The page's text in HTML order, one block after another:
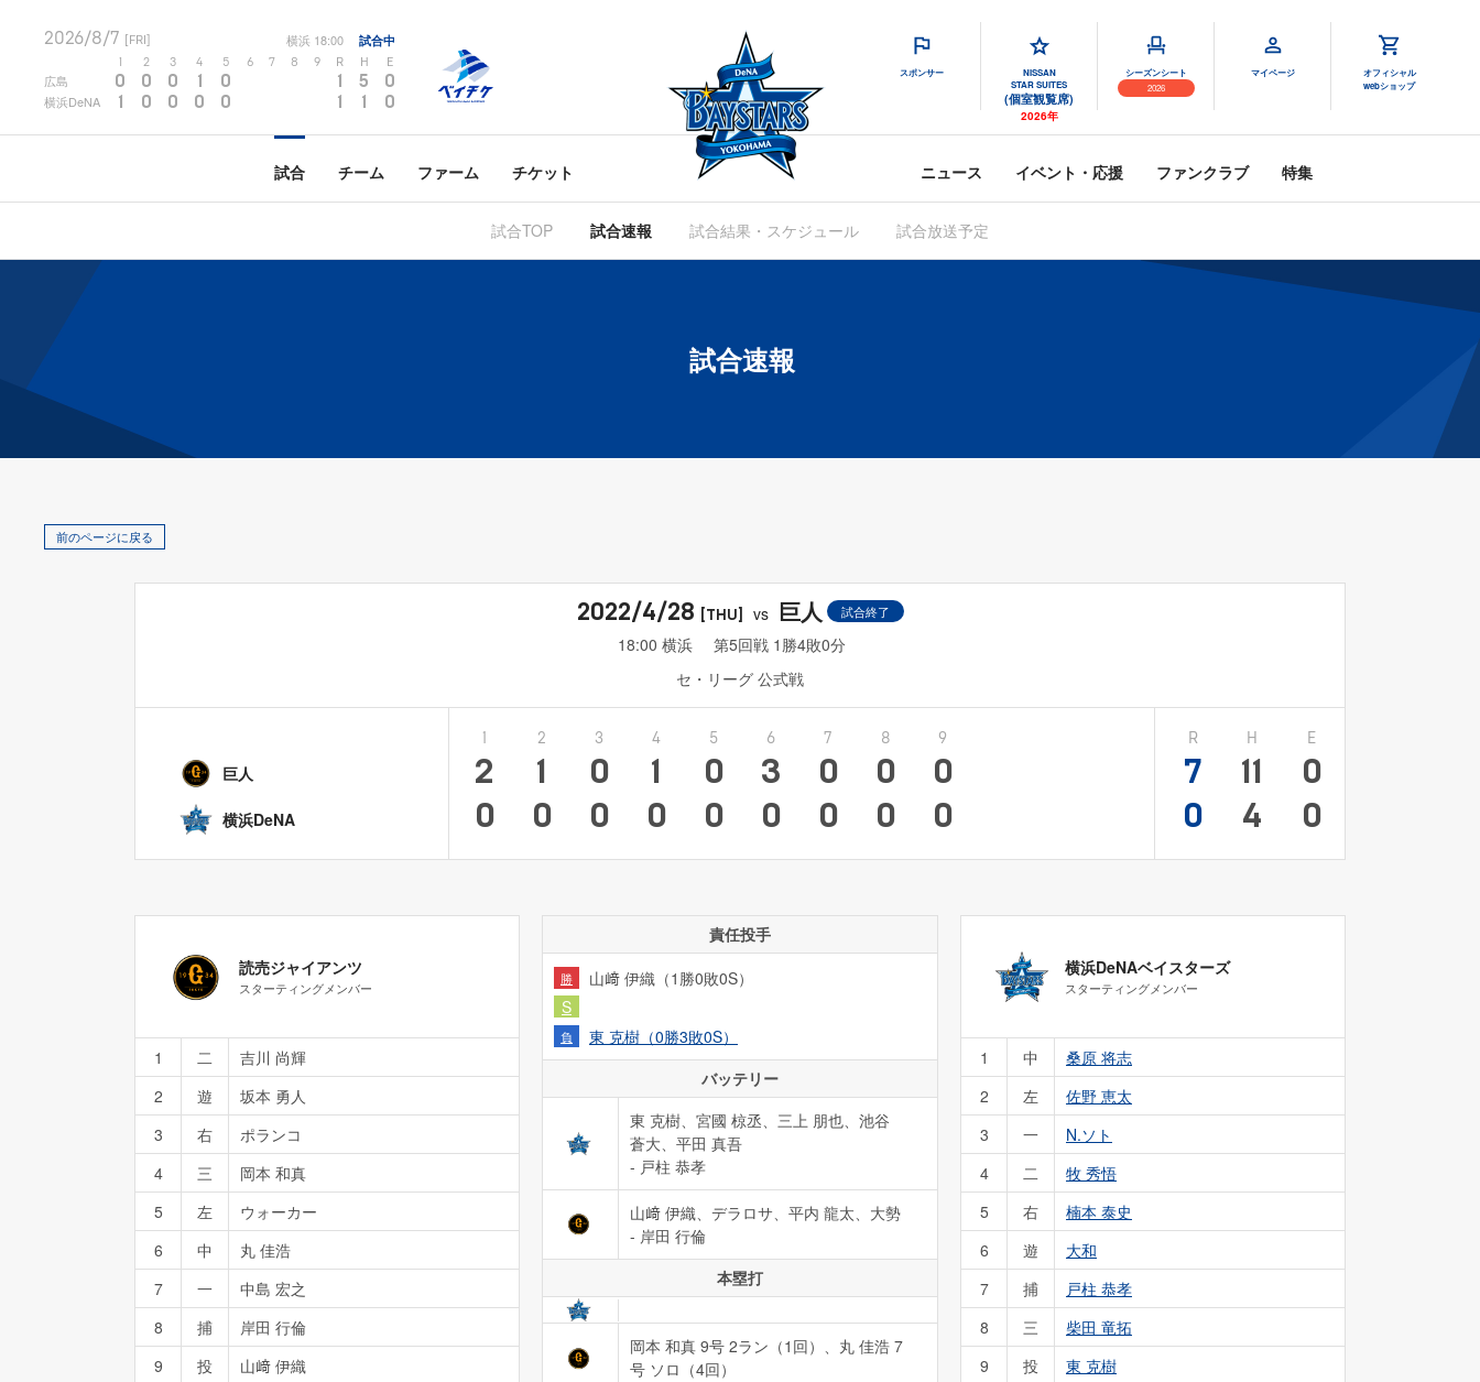
2026/8/7 [FRI] 横浜 18:00 試合中
2 3 4 5 6 7 8 9 R H E
広島 0 0 0 1 0 1 5 0
横浜DeNA 1 0 0 0 0 1 1 0
スポンサー
NISSAN
STAR SUITES
(個室観覧席)
2026年
シーズンシート
2026
マイページ
オフィシャル
webショップ
試合 チーム ファーム チケット ニュース イベント・応援 ファンクラブ 特集
試合TOP 試合速報 試合結果・スケジュール 試合放送予定
試合速報
前のページに戻る
2022/4/28 [THU] vs 巨人 試合終了
18:00 横浜
第5回戦 1勝4敗0分
セ・リーグ 公式戦
巨人
横浜DeNA
2
0
2
1
0
3
0
0
4
1
0
5
0
0
6
3
0
7
0
0
8
0
0
9
0
0
R
7
0
H
11
4
E
0
0
読売ジャイアンツ
スターティングメンバー
1 二
吉川 尚輝
2
遊
坂本 勇人
3
右
ポランコ
4
三
岡本 和真
5
左
ウォーカー
6
中
丸 佳浩
7
一
中島 宏之
8
捕
岸田 行倫
9
投 山﨑 伊織
責任投手
勝
山﨑 伊織（1勝0敗0S）
S
負
東 克樹（0勝3敗0S）
バッテリー
東 克樹、宮國 椋丞、三上 朋也、池谷
蒼大、平田 真吾
- 戸柱 恭孝
山﨑 伊織、デラロサ、平内 龍太、大勢
- 岸田 行倫
本塁打
岡本 和真 9号 2ラン（1回） 、 丸 佳浩 7
号 ソロ（4回）
横浜DeNAベイスターズ
スターティングメンバー
1 中
桑原 将志
2
左
佐野 恵太
3
一
N.ソト
4
二
牧 秀悟
5
右
楠本 泰史
6
遊
大和
7
捕
戸柱 恭孝
8
三
柴田 竜拓
9
投 東 克樹